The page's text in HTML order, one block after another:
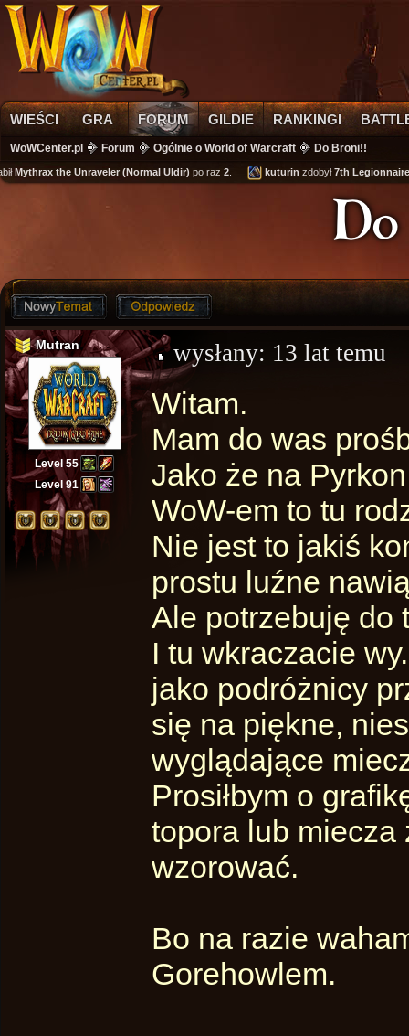
WIEŚCI GRA FORUM GILDIE RANKINGI
WoWCenter.pl Forum Ogólnie o World of Warcraft Do Broni!!
the Unraveler (Normal Uldir)po raz 2. kuturinzdobył7th Legionnaire's
Mutran
Level 55
Level 91
wysłany: 13 lat temu
Witam.
Mam do was
Jako że na
WoW-em to tu
Nie jest to jakiś
prostu luźne
Ale potrzebuję do
I tu wkraczacie wy.
jako podróżnicy
się na piękne,
wyglądające
Prosiłbym o
topora lub miecza
wzorować.
Bo na razie
Gorehowlem.